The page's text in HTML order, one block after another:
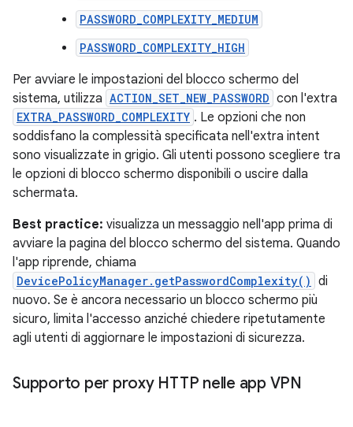
PASSWORD_COMPLEXITY_MEDIUM
PASSWORD_COMPLEXITY_HIGH
Per avviare le impostazioni del blocco schermo del
sistema, utilizza ACTION_SET_NEW_PASSWORD con l'extra
EXTRA_PASSWORD_COMPLEXITY . Le opzioni che non
soddisfano la complessità specificata nell'extra intent
sono visualizzate in grigio. Gli utenti possono scegliere tra
le opzioni di blocco schermo disponibili o uscire dalla
schermata.
Best practice: visualizza un messaggio nell'app prima di
avviare la pagina del blocco schermo del sistema. Quando
l'app riprende, chiama
DevicePolicyManager.getPasswordComplexity() di
nuovo. Se è ancora necessario un blocco schermo più
sicuro, limita l'accesso anziché chiedere ripetutamente
agli utenti di aggiornare le impostazioni di sicurezza.
Supporto per proxy HTTP nelle app VPN